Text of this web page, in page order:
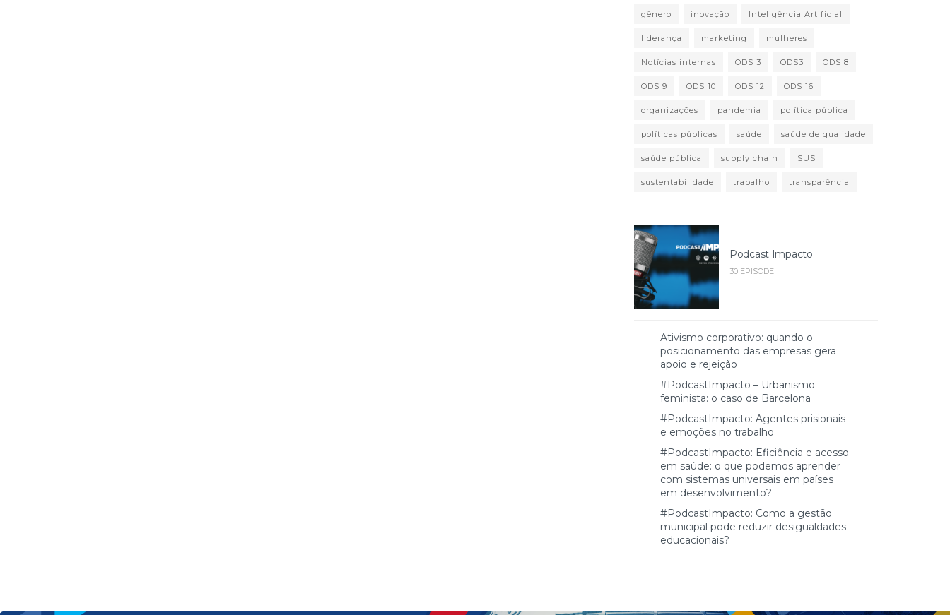
gênero inovação Inteligência Artificial
liderança marketing mulheres
Notícias internas ODS 3 ODS3 ODS 8
ODS 9 ODS 10 ODS 12 ODS 16
organizações pandemia política pública
políticas públicas saúde saúde de qualidade
saúde pública supply chain SUS
sustentabilidade trabalho transparência
Podcast Impacto
30 EPISODE
Ativismo corporativo: quando o
posicionamento das empresas gera
apoio e rejeição
#PodcastImpacto – Urbanismo
feminista: o caso de Barcelona
#PodcastImpacto: Agentes prisionais
e emoções no trabalho
#PodcastImpacto: Eficiência e acesso
em saúde: o que podemos aprender
com sistemas universais em países
em desenvolvimento?
#PodcastImpacto: Como a gestão
municipal pode reduzir desigualdades
educacionais?